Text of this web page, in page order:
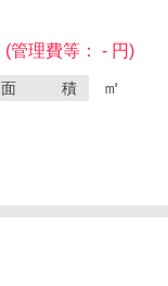
(管理費等： - 円)
面 積 ㎡